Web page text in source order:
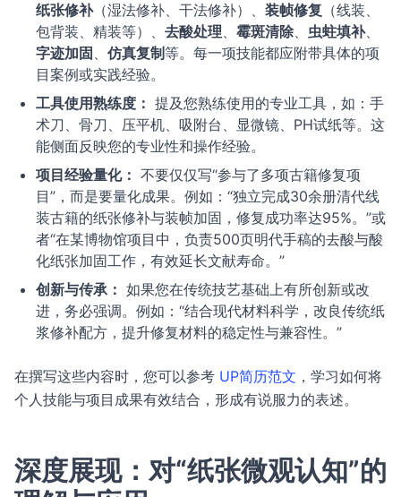
纸张修补（湿法修补、干法修补）、 装帧修复 （线装、
包背装、精装等）、 去酸处理、 霉斑清除、 虫蛀填补、
字迹加固 、 仿真复制等。每一项技能都应附带具体的项
目案例或实践经验。
工具使用熟练度： 提及您熟练使用的专业工具，如：手
术刀、骨刀、压平机、吸附台、显微镜、PH试纸等。这
能侧面反映您的专业性和操作经验。
项目经验量化： 不要仅仅写“参与了多项古籍修复项
目”，而是要量化成果。例如：“独立完成30余册清代线
装古籍的纸张修补与装帧加固，修复成功率达95%。”或
者“在某博物馆项目中，负责500页明代手稿的去酸与酸
化纸张加固工作，有效延长文献寿命。”
创新与传承： 如果您在传统技艺基础上有所创新或改
进，务必强调。例如：“结合现代材料科学，改良传统纸
浆修补配方，提升修复材料的稳定性与兼容性。”
在撰写这些内容时，您可以参考 UP简历范文 ，学习如何将
个人技能与项目成果有效结合，形成有说服力的表述。
深度展现：对“纸张微观认知”的